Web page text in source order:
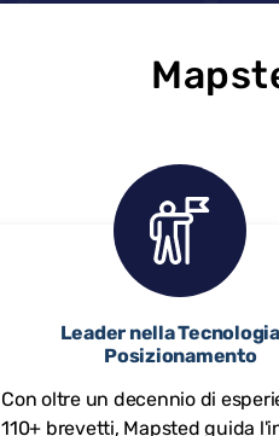
Leader nella
Posizionamento
Con oltre un decennio di
110+ brevetti, Mapsted guida